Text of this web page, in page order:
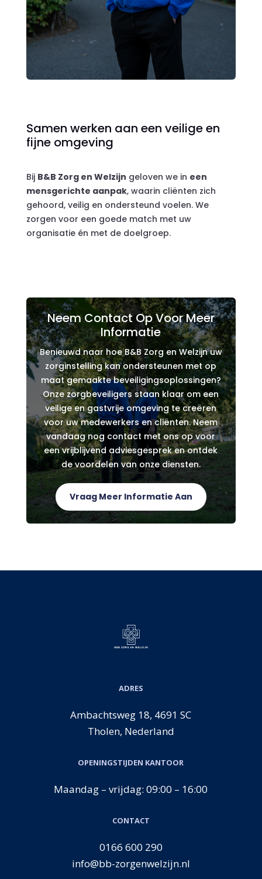
Samen werken aan een veilige en
fijne omgeving
Bij B&B Zorg en Welzijn geloven we in een
mensgerichte aanpak, waarin cliënten zich
gehoord, veilig en ondersteund voelen. We
zorgen voor een goede match met uw
organisatie én met de doelgroep.
Neem Contact Op Voor Meer
Informatie
Benieuwd naar hoe B&B Zorg en Welzijn uw
zorginstelling kan ondersteunen met op
maat gemaakte beveiligingsoplossingen?
Onze zorgbeveiligers staan klaar om een
veilige en gastvrije omgeving te creëren
voor uw medewerkers en cliënten. Neem
vandaag nog contact met ons op voor
een vrijblijvend adviesgesprek en ontdek
de voordelen van onze diensten.
Vraag Meer Informatie Aan
ADRES
Ambachtsweg 18, 4691 SC
Tholen, Nederland
OPENINGSTIJDEN KANTOOR
Maandag – vrijdag: 09:00 – 16:00
CONTACT
0166 600 290
info@bb-zorgenwelzijn.nl